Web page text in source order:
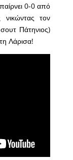
0-0 από
τον
Πάτηνιος)
Λάρισα!